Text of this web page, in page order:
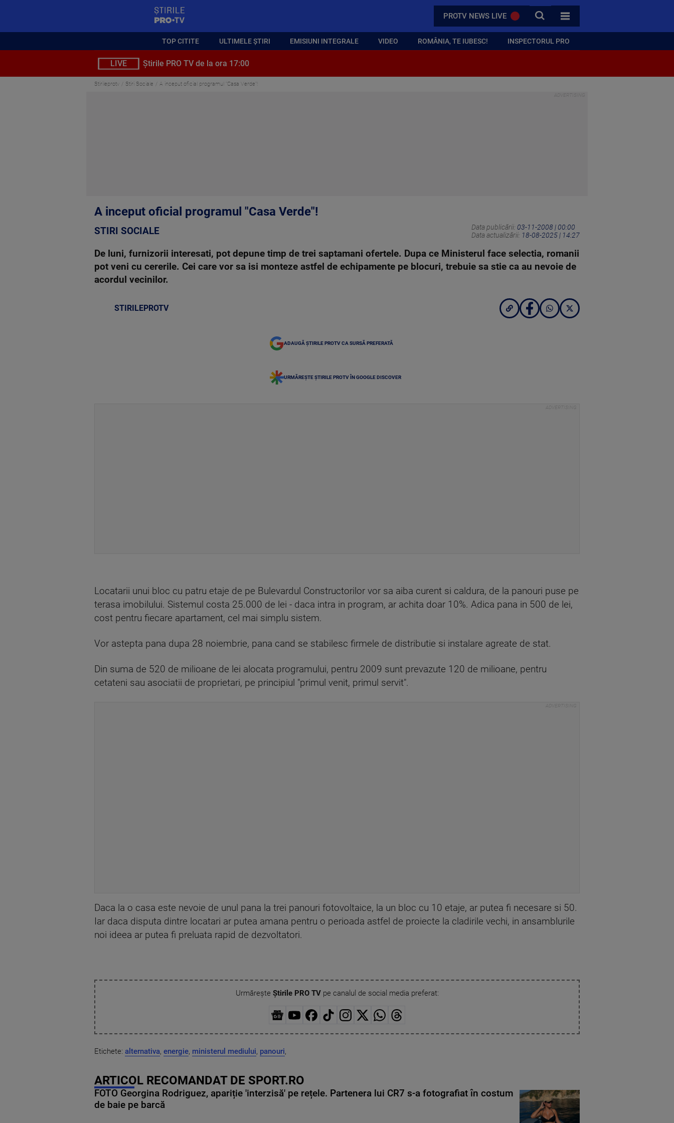
PROTV NEWS LIVE CAUTA
TOATE CATEGORIILE
TOP CITITE ULTIMELE ȘTIRI EMISIUNI INTEGRALE VIDEO ROMÂNIA, TE IUBESC! INSPECTORUL PRO
LIVE Știrile PRO TV de la ora 17:00
Stirileprotv Stiri Sociale A inceput oficial programul "Casa Verde"!
A inceput oficial programul "Casa Verde"!
STIRI SOCIALE Data publicării: 03-11-2008 | 00:00
Data actualizării: 18-08-2025 | 14:27
De luni, furnizorii interesati, pot depune timp de trei saptamani ofertele. Dupa ce Ministerul face selectia, romanii
pot veni cu cererile. Cei care vor sa isi monteze astfel de echipamente pe blocuri, trebuie sa stie ca au nevoie de
acordul vecinilor.
STIRILEPROTV
ADAUGĂ ȘTIRILE PROTV CA SURSĂ PREFERATĂ
URMĂREȘTE ȘTIRILE PROTV ÎN GOOGLE DISCOVER
Locatarii unui bloc cu patru etaje de pe Bulevardul Constructorilor vor sa aiba curent si caldura, de la panouri puse pe
terasa imobilului. Sistemul costa 25.000 de lei - daca intra in program, ar achita doar 10%. Adica pana in 500 de lei,
cost pentru fiecare apartament, cel mai simplu sistem.
Vor astepta pana dupa 28 noiembrie, pana cand se stabilesc firmele de distributie si instalare agreate de stat.
Din suma de 520 de milioane de lei alocata programului, pentru 2009 sunt prevazute 120 de milioane, pentru
cetateni sau asociatii de proprietari, pe principiul "primul venit, primul servit".
Daca la o casa este nevoie de unul pana la trei panouri fotovoltaice, la un bloc cu 10 etaje, ar putea fi necesare si 50.
Iar daca disputa dintre locatari ar putea amana pentru o perioada astfel de proiecte la cladirile vechi, in ansamblurile
noi ideea ar putea fi preluata rapid de dezvoltatori.
Urmărește Știrile PRO TVpe canalul de social media preferat:
Etichete: alternativa, energie, ministerul mediului, panouri,
ARTICOL RECOMANDAT DE SPORT.RO
FOTO Georgina Rodriguez, apariție 'interzisă' pe rețele. Partenera lui CR7 s-a fotografiat în costum
de baie pe barcă